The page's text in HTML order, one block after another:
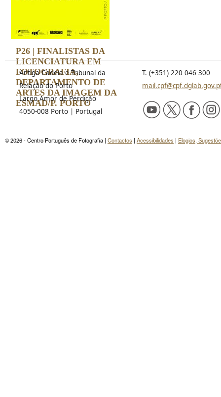
P26 | FINALISTAS DA
LICENCIATURA EM
FOTOGRAFIA,
DEPARTAMENTO DE
ARTES DA IMAGEM DA
ESMAD/P. PORTO
Antiga Cadeia e Tribunal da
Relação do Porto
Largo Amor de Perdição
4050-008 Porto | Portugal
T. (+351) 220 046 300
© 2026 - Centro Português de Fotografia | Contactos | Acessibilidades | Elogios,